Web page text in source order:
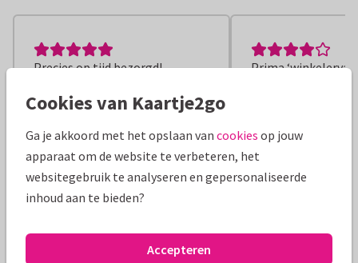
blij gemaakt met de allermooiste
en mama’s hun babygeluk vieren, dat vinden wij
ervaren.
Precies op tijd bezorgd!
Auke 1 augustus 2026
Prima
Simon
Meer ervaringen lezen
Cookies van Kaartje2go
Ga je akkoord met het opslaan van cookies op jouw
apparaat om de website te verbeteren, het
websitegebruik te analyseren en gepersonaliseerde
inhoud aan te bieden?
Accepteren